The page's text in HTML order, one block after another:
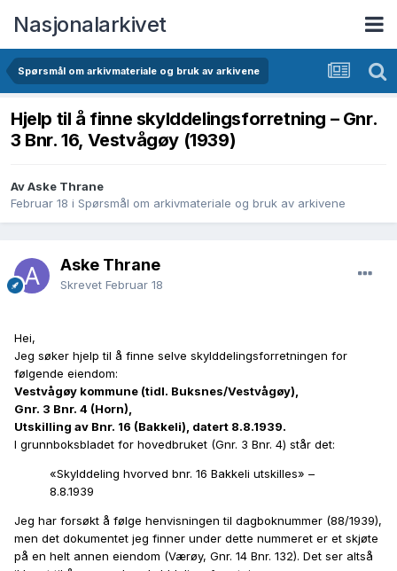
Nasjonalarkivet
Spørsmål om arkivmateriale og bruk av arkivene
Hjelp til å finne skylddelingsforretning – Gnr.
3 Bnr. 16, Vestvågøy (1939)
Av Aske Thrane
Februar 18 i Spørsmål om arkivmateriale og bruk av arkivene
Aske Thrane
Skrevet Februar 18
Hei,
Jeg søker hjelp til å finne selve skylddelingsforretningen for
følgende eiendom:
Vestvågøy kommune (tidl. Buksnes/Vestvågøy),
Gnr. 3 Bnr. 4 (Horn),
Utskilling av Bnr. 16 (Bakkeli), datert 8.8.1939.
I grunnboksbladet for hovedbruket (Gnr. 3 Bnr. 4) står det:
«Skylddeling hvorved bnr. 16 Bakkeli utskilles» –
8.8.1939
Jeg har forsøkt å følge henvisningen til dagboknummer (88/1939),
men det dokumentet jeg finner under dette nummeret er et skjøte
på en helt annen eiendom (Værøy, Gnr. 14 Bnr. 132). Det ser altså